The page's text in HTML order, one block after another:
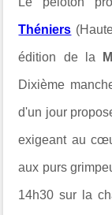
Théniers
édition de la
Dixième
d'un jour
exigeant au
aux purs
14h30 sur la